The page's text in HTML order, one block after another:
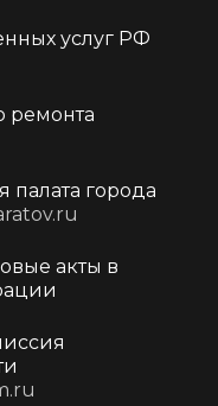
услуг РФ
ремонта
палата города
акты в